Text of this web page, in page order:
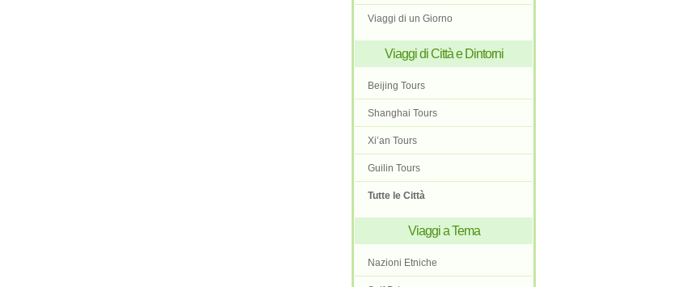
Viaggi di un Giorno
Viaggi di Città e Dintorni
Beijing Tours
Shanghai Tours
Xi’an Tours
Guilin Tours
Tutte le Città
Viaggi a Tema
Nazioni Etniche